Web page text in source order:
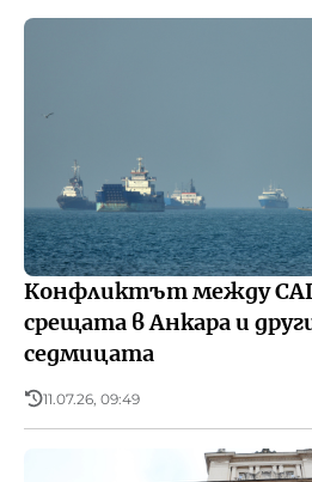
Конфликтът между
срещата в Анкара и
седмицата
11.07.26, 09:49